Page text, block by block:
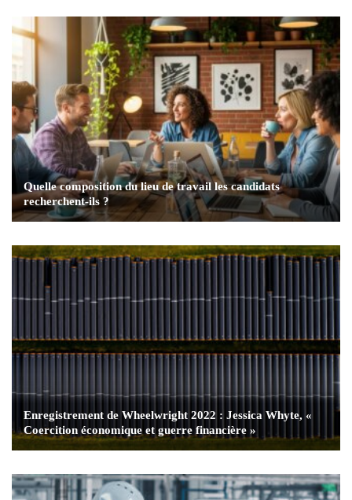
Quelle composition du lieu de travail les candidats
recherchent-ils ?
Enregistrement de Wheelwright 2022 : Jessica Whyte, «
Coercition économique et guerre financière »